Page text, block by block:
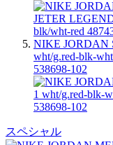
NIKE JORDAN
wht/g.red-blk-wht
538698-102
スペシャル